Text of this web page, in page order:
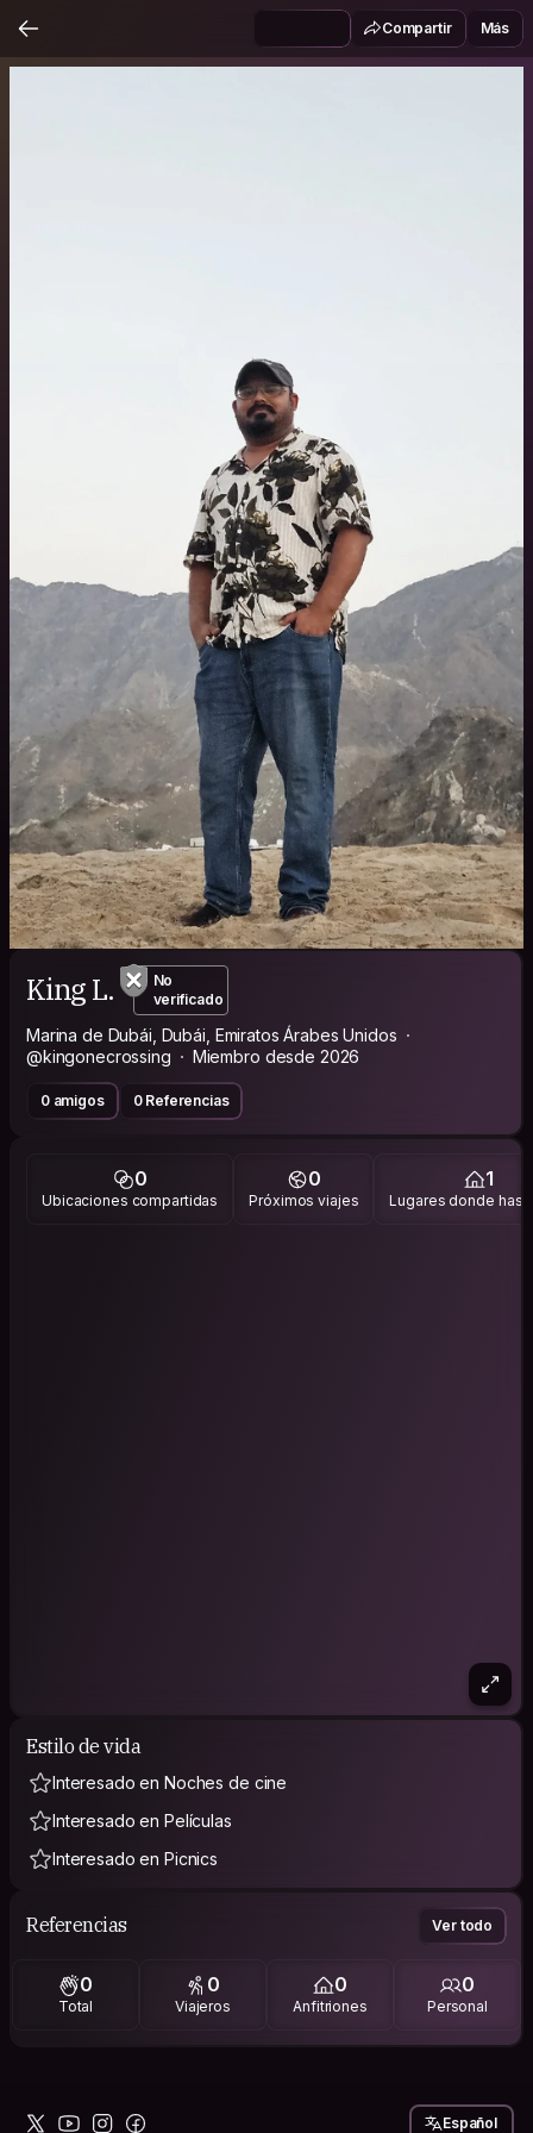
Compartir Más
King L.
No
verificado
Marina de Dubái, Dubái, Emiratos Árabes Unidos
@kingonecrossing
Miembro desde 2026
0 amigos 0 Referencias
0
Ubicaciones compartidas
0
Próximos viajes
1
Lugares donde has
Estilo de vida
Interesado en Noches de cine
Interesado en Películas
Interesado en Picnics
Referencias Ver todo
0
Total
0
Viajeros
0
Anfitriones
0
Personal
Español